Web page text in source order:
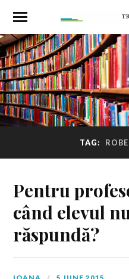
TAG:
Pentru
când elevul
răspundă?